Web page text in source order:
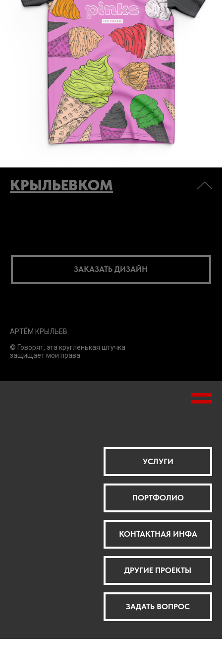
КРЫЛЬЕВКОМ
АРТЁМ КРЫЛЬЕВ
© Говорят, эта кругленькая штучка
защищает мои права
ЗАКАЗАТЬ ДИЗАЙН
УСЛУГИ
ПОРТФОЛИО
КОНТАКТНАЯ ИНФА
ДРУГИЕ ПРОЕКТЫ
ЗАДАТЬ ВОПРОС